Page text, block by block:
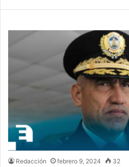
Redacción febrero 9, 2024 32